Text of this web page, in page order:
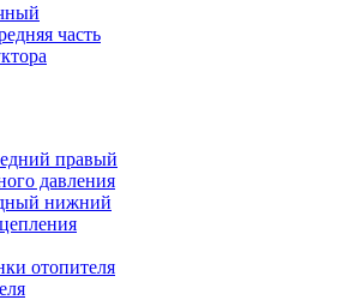
часть
правый
давления
нижний
отопителя